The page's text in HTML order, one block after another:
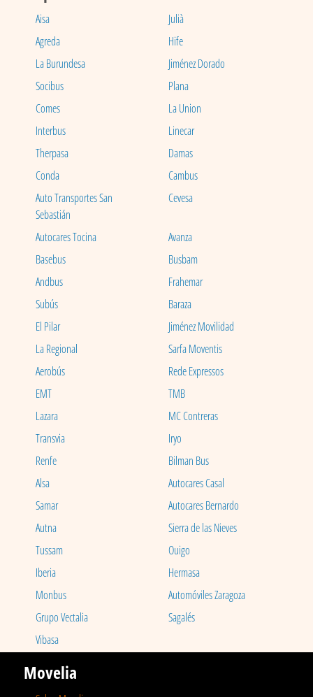
Aisa
Julià
Agreda
Hife
La Burundesa
Jiménez Dorado
Socibus
Plana
Comes
La Union
Interbus
Linecar
Therpasa
Damas
Conda
Cambus
Auto Transportes San
Sebastián
Cevesa
Autocares Tocina
Avanza
Basebus
Busbam
Andbus
Frahemar
Subús
Baraza
El Pilar
Jiménez Movilidad
La Regional
Sarfa Moventis
Aerobús
Rede Expressos
EMT
TMB
Lazara
MC Contreras
Transvia
Iryo
Renfe
Bilman Bus
Alsa
Autocares Casal
Samar
Autocares Bernardo
Autna
Sierra de las Nieves
Tussam
Ouigo
Iberia
Hermasa
Monbus
Automóviles Zaragoza
Grupo Vectalia
Sagalés
Vibasa
Movelia